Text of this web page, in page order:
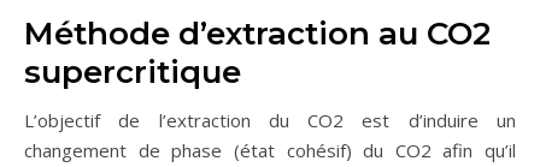
Méthode d’extraction au CO2
supercritique
L’objectif de l’extraction du CO2 est d’induire un
changement de phase (état cohésif) du CO2 afin qu’il